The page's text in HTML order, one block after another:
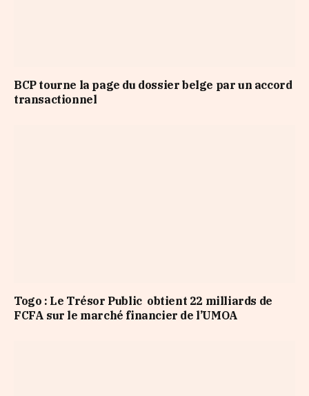
BCP tourne la page du dossier belge par un accord
transactionnel
Togo : Le Trésor Public obtient 22 milliards de
FCFA sur le marché financier de l’UMOA